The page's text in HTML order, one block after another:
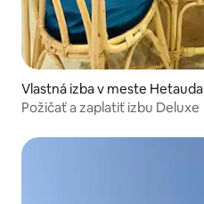
Vlastná izba v meste Hetauda
Požičať a zaplatiť izbu Deluxe